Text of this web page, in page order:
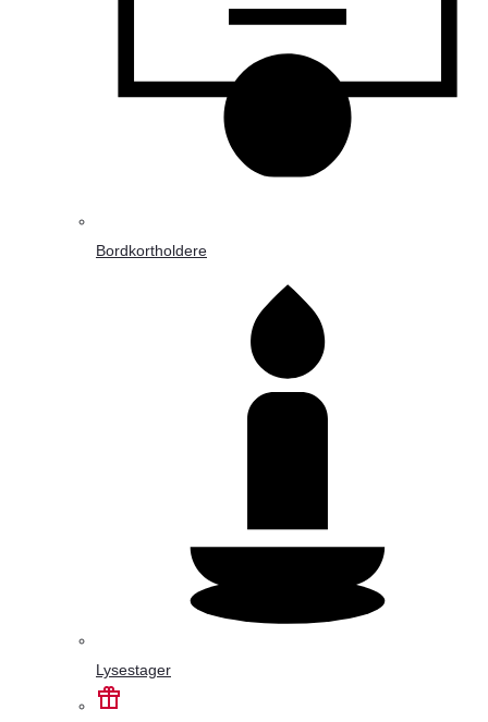
Bordkortholdere
Lysestager